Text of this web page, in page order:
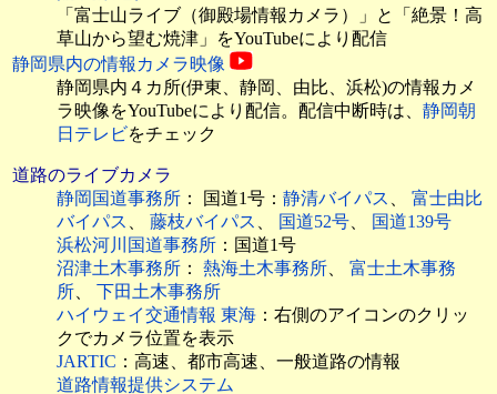
「富士山ライブ（御殿場情報カメラ）」と「絶景！高
草山から望む焼津」をYouTubeにより配信
静岡県内の情報カメラ映像
静岡県内４カ所(伊東、静岡、由比、浜松)の情報カメ
ラ映像をYouTubeにより配信。配信中断時は、 静岡朝
日テレビをチェック
道路のライブカメラ
静岡国道事務所 ： 国道1号： 静清バイパス 、 富士由比
バイパス 、 藤枝バイパス 、 国道52号、
国道139号
浜松河川国道事務所 ：国道1号
沼津土木事務所 ： 熱海土木事務所、 富士土木事務
所、 下田土木事務所
ハイウェイ交通情報 東海 ：右側のアイコンのクリッ
クでカメラ位置を表示
JARTIC ：高速、都市高速、一般道路の情報
道路情報提供システム